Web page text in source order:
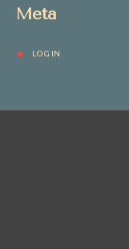
Meta
LOG IN